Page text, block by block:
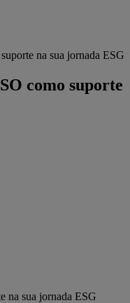
na sua jornada ESG
como suporte
na sua jornada ESG